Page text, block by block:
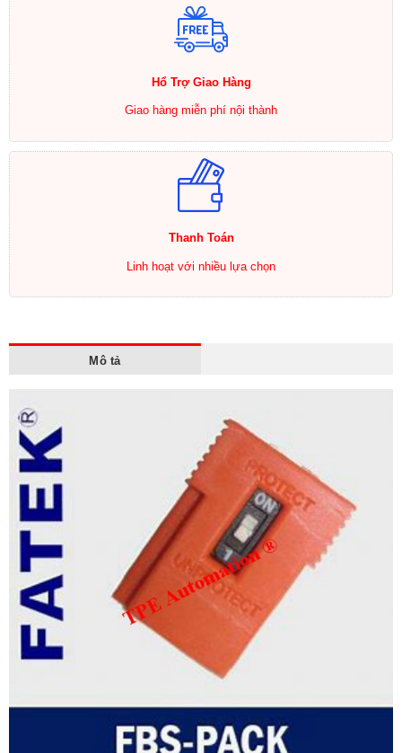
Hổ Trợ Giao Hàng
Giao hàng miễn phí nội thành
Thanh Toán
Linh hoạt với nhiều lựa chọn
Mô tả